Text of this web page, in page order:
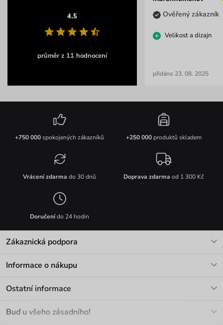
4.5
průměr z 11 hodnocení
Ověřený zákazník
Velikost a dizajn
přidáno 23. 08. 2025
+750 000spokojených zákazníků +250 000produktů skladem
Vrácení zdarma do 30 dnů Doprava zdarma od 1 300 Kč
Doručenído 24 hodin
Zákaznická podpora
Informace o nákupu
Materiály a údržba
Ostatní informace
Buď u všeho zásadního!